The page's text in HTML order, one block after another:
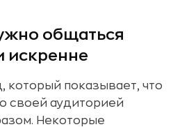
общаться
искренне
который показывает, что
своей аудиторией
Некоторые